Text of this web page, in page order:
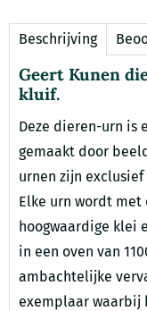
Beschrijving
Geert Kunen
kluif.
Deze dieren-urn is
gemaakt door
urnen zijn
Elke urn wordt
hoogwaardige klei
in een oven van
ambachtelijke
exemplaar waarbij